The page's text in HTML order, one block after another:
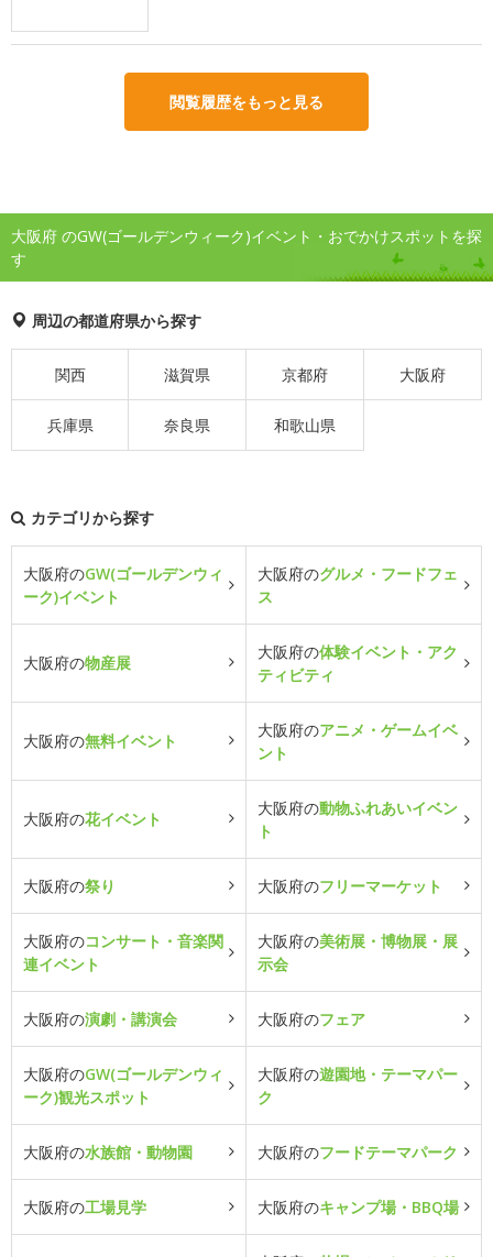
閲覧履歴をもっと見る
大阪府 のGW(ゴールデンウィーク)イベント・おでかけスポットを探
す
周辺の都道府県から探す
関西 滋賀県 京都府 大阪府
兵庫県 奈良県 和歌山県
カテゴリから探す
大阪府のGW(ゴールデンウィ
ーク)イベント
大阪府のグルメ・フードフェ
ス
大阪府の物産展
大阪府の体験イベント・アク
ティビティ
大阪府の無料イベント
大阪府のアニメ・ゲームイベ
ント
大阪府の花イベント
大阪府の動物ふれあいイベン
ト
大阪府の祭り 大阪府のフリーマーケット
大阪府のコンサート・音楽関
連イベント
大阪府の美術展・博物展・展
示会
大阪府の演劇・講演会 大阪府のフェア
大阪府のGW(ゴールデンウィ
ーク)観光スポット
大阪府の遊園地・テーマパー
ク
大阪府の水族館・動物園 大阪府のフードテーマパーク
大阪府の工場見学 大阪府のキャンプ場・BBQ場